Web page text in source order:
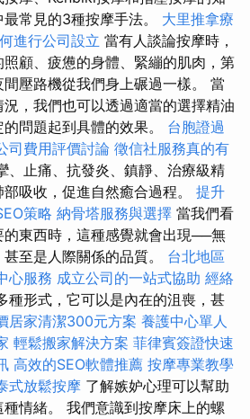
常見的3種按摩手法。 大里推拿療
進行公司設立 當有人談論按摩時，
顧、疲憊的身體、緊繃的肌肉，第
壓路機從我們身上碾過一樣。 當
，我們也可以透過適當的選擇精油
問題起到具體的效果。 台胞證過
司費用評價討論 徵信社服務真的有
、止痛、抗發炎、鎮靜、治療級精
吸收，促進自然癒合過程。 提升
策略 納骨塔服務與選擇 當我們看
東西時，這種感覺就會出現──無
至是人際關係的品質。 台北地區
心服務 成立公司的一站式協助 經絡
種形式，它可以是內在的沮喪，甚
居家清潔300元方案 養護中心單人
輕鬆搬家解決方案 菲律賓簽證快速
高效的SEO軟體推薦 按摩專業教學
式放鬆按摩 了解嫉妒心理可以幫助
情緒。 我們意識到按摩床上的螺